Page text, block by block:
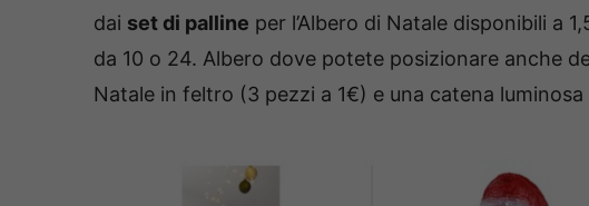
dai set di palline per l’Albero di Natale disponibili a
da 10 o 24. Albero dove potete posizionare anche
Natale in feltro (3 pezzi a 1€) e una catena